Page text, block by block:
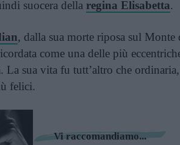
suocera della regina Elisabetta.
, dalla sua morte riposa sul
come una delle più
La sua vita fu tutt’altro che
felici.
Vi raccomandiamo...